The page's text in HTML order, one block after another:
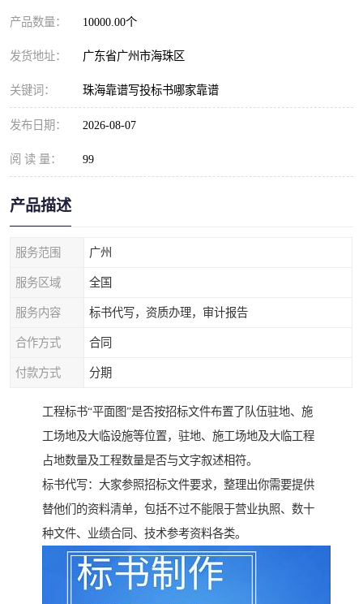
产品数量： 10000.00个
发货地址： 广东省广州市海珠区
关键词： 珠海靠谱写投标书哪家靠谱
发布日期： 2026-08-07
阅 读 量： 99
产品描述
服务范围 广州
服务区域 全国
服务内容 标书代写，资质办理，审计报告
合作方式 合同
付款方式 分期
工程标书“平面图”是否按招标文件布置了队伍驻地、施
工场地及大临设施等位置，驻地、施工场地及大临工程
占地数量及工程数量是否与文字叙述相符。
标书代写：大家参照招标文件要求，整理出你需要提供
替他们的资料清单，包括不过不能限于营业执照、数十
种文件、业绩合同、技术参考资料各类。